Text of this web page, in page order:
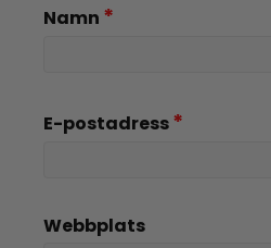
Namn *
E-postadress*
Webbplats